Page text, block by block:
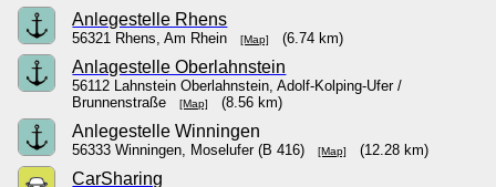
Anlegestelle Rhens
56321 Rhens, Am Rhein[Map] (6.74 km)
Anlagestelle Oberlahnstein
56112 Lahnstein Oberlahnstein, Adolf-Kolping-Ufer /
Brunnenstraße[Map] (8.56 km)
Anlegestelle Winningen
56333 Winningen, Moselufer (B 416)[Map] (12.28 km)
CarSharing